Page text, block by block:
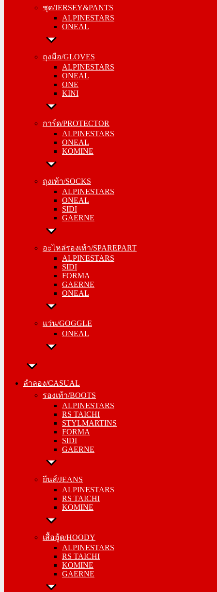
ชุด/JERSEY&PANTS
ALPINESTARS
ONEAL
ถุงมือ/GLOVES
ALPINESTARS
ONEAL
ONE
KINI
การ์ด/PROTECTOR
ALPINESTARS
ONEAL
KOMINE
ถุงเท้า/SOCKS
ALPINESTARS
ONEAL
SIDI
GAERNE
อะไหล่รองเท้า/SPAREPART
ALPINESTARS
SIDI
FORMA
GAERNE
ONEAL
แว่น/GOGGLE
ONEAL
ลำลอง/CASUAL
รองเท้า/BOOTS
ALPINESTARS
RS TAICHI
STYLMARTINS
FORMA
SIDI
GAERNE
ยีนส์/JEANS
ALPINESTARS
RS TAICHI
KOMINE
เสื้อฮู้ด/HOODY
ALPINESTARS
RS TAICHI
KOMINE
GAERNE
ONEAL
ถุงมือ/GLOVES
ONEAL
ONE
KINI
การ์ด/PROTECTOR
ONEAL
KOMINE
ถุงเท้า/SOCKS
ONEAL
SIDI
GAERNE
อะไหล่รองเท้า/SPAREPART
SIDI
FORMA
GAERNE
ONEAL
แว่น/GOGGLE
ลำลอง/CASUAL
ALPINESTARS
RS TAICHI
STYLMARTINS
FORMA
SIDI
GAERNE
ยีนส์/JEANS
RS TAICHI
KOMINE
เสื้อฮู้ด/HOODY
RS TAICHI
KOMINE
GAERNE
หมวกแก๊ป/CAP